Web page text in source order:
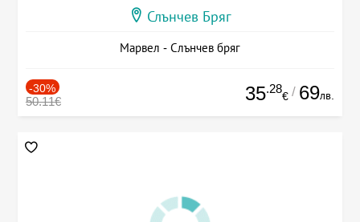
Слънчев Бряг
Марвел - Слънчев бряг
-30%
50.11€ 35.28
€ / 69лв.